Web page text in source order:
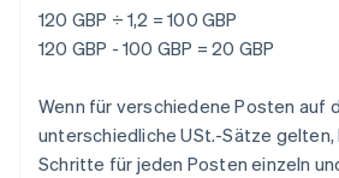
120 GBP ÷ 1,2 = 100 GBP
120 GBP - 100 GBP = 20 GBP
Wenn für verschiedene Posten auf
unterschiedliche USt.-Sätze
Schritte für jeden Posten einzeln